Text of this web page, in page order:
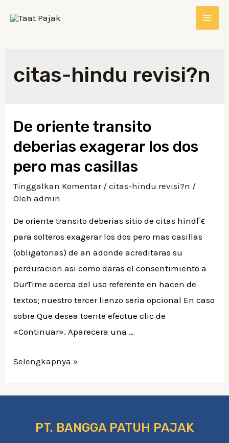
citas-hindu revisi?n
De oriente transito
deberias exagerar los dos
pero mas casillas
Tinggalkan Komentar /citas-hindu revisi?n /
Olehadmin
De oriente transito deberias sitio de citas hindГє
para solteros exagerar los dos pero mas casillas
(obligatorias) de an adonde acreditaras su
perduracion asi­ como daras el consentimiento a
OurTime acerca del uso referente en hacen de
textos; nuestro tercer lienzo seri­a opcional En caso
sobre Que desea toente efectue clic de
«Continuar». Aparecera una …
Selengkapnya »
PT. BANGGA PATUH PAJAK